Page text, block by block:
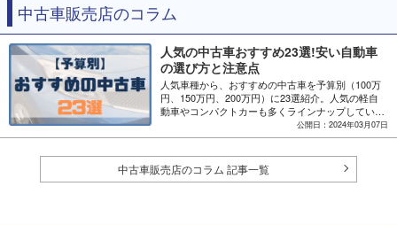
中古車販売店のコラム
人気の中古車おすすめ23選!安い自動車
の選び方と注意点
人気車種から、おすすめの中古車を予算別（100万
円、150万円、200万円）に23選紹介。人気の軽自
動車やコンパクトカーも多くラインナップしていま
す。さらに、安くコスパの良い中古車を選ぶ際のポ
イントや購入前の注意点を解説。
公開日：2024年03月07日
中古車販売店のコラム 記事一覧